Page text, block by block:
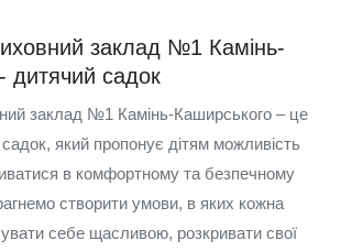
заклад №1 Камінь-
дитячий садок
заклад №1 Камінь-Каширського – це
який пропонує дітям можливість
в комфортному та безпечному
створити умови, в яких кожна
себе щасливою, розкривати свої